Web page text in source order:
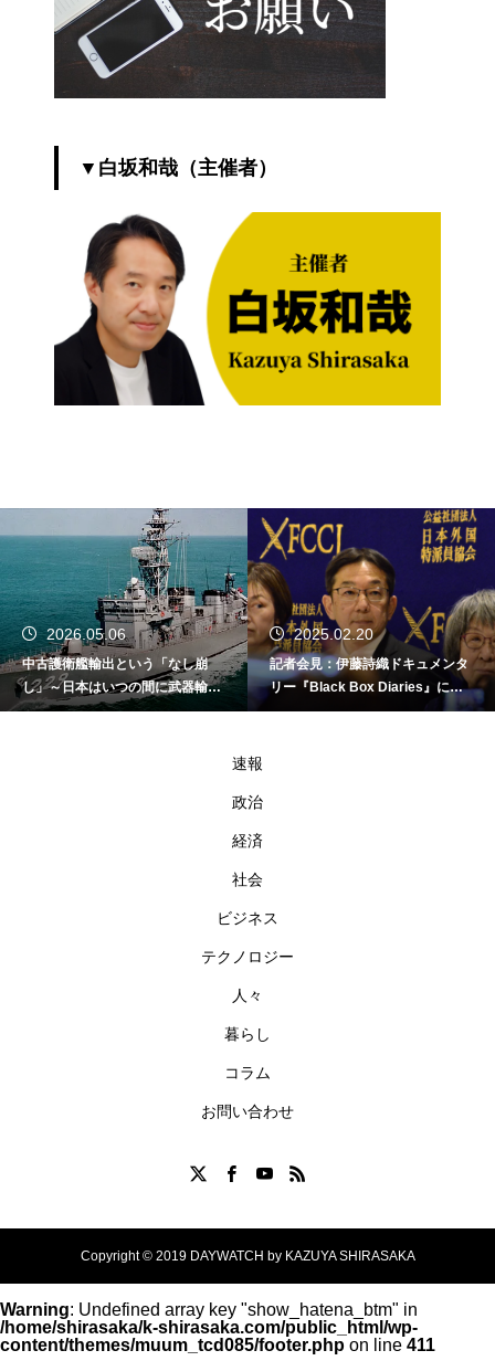
▼白坂和哉（主催者）
2026.05.06
中古護衛艦輸出という「なし崩
し」～日本はいつの間に武器輸出
国家になったのか～
2025.02.20
記者会見：伊藤詩織ドキュメンタ
リー『Black Box Diaries』に対
する倫理的懸念
速報
政治
経済
社会
ビジネス
テクノロジー
人々
暮らし
コラム
お問い合わせ
Copyright © 2019 DAYWATCH by KAZUYA SHIRASAKA
Warning: Undefined array key "show_hatena_btm" in
/home/shirasaka/k-shirasaka.com/public_html/wp-
content/themes/muum_tcd085/footer.php on line 411